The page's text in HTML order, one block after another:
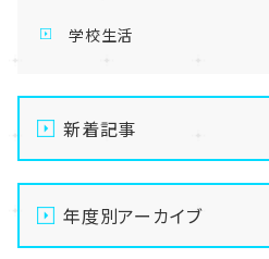
学校生活
新着記事
【なんば】体験授業で高級感
ました！🥭✨
【なんば】キラリと輝く宝物
年度別アーカイブ